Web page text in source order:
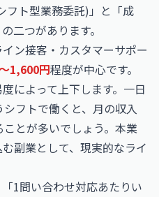
フト型業務委託)」と「成
二つがあります。
ン接客・カスタマーサポー
1,600円程度が中心です。
によって上下します。一日
フトで働くと、月の収入
とが多いでしょう。本業
副業として、現実的なライ
1問い合わせ対応あたりい